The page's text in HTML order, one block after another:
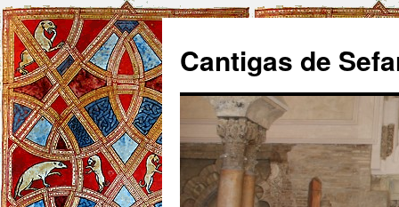
Cantigas de